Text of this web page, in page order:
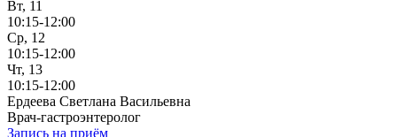
Вт, 11
10:15-12:00
Ср, 12
10:15-12:00
Чт, 13
10:15-12:00
Ердеева Светлана Васильевна
Врач-гастроэнтеролог
Запись на приём